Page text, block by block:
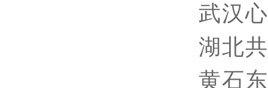
武汉
湖北
黄石